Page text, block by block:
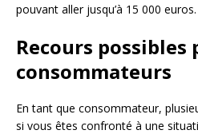
pouvant aller jusqu’à 15 000 euros.
Recours possibles
consommateurs
En tant que consommateur,
si vous êtes confronté à une